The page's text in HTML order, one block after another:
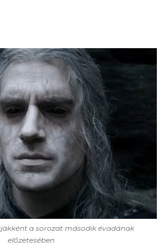
a sorozat második évadának
előzetesében